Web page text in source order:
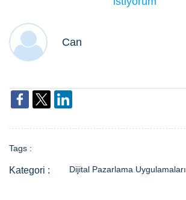
Can
Tags :
Dijital Pazarlama Uygulamaları